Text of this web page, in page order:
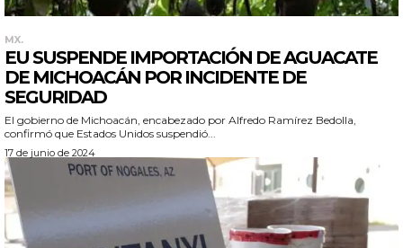
MX.
EU SUSPENDE IMPORTACIÓN DE AGUACATE
DE MICHOACÁN POR INCIDENTE DE
SEGURIDAD
El gobierno de Michoacán, encabezado por Alfredo Ramírez Bedolla,
confirmó que Estados Unidos suspendió...
17 de junio de 2024